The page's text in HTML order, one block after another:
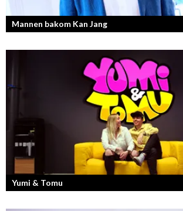
Mannen bakom Kan Jang
Georg Wikman är grundaren bakom
Jang, Chisan och nya Adapt-serien.
Yumi & Tomu